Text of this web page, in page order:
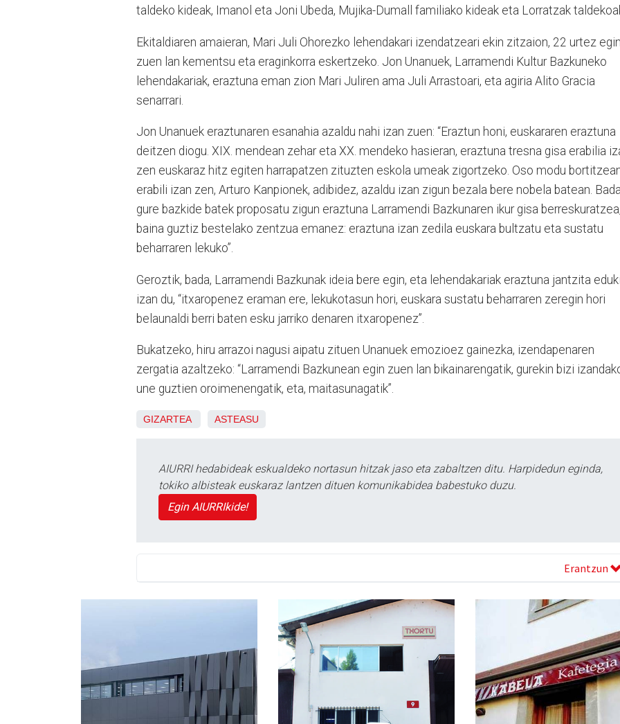
taldeko kideak, Imanol eta Joni Ubeda, Mujika-Dumall familiako kideak eta Lorratzak
Ekitaldiaren amaieran, Mari Juli Ohorezko lehendakari izendatzeari ekin zitzaion, 22 urtez
zuen lan kementsu eta eraginkorra eskertzeko. Jon Unanuek, Larramendi Kultur Bazkuneko
lehendakariak, eraztuna eman zion Mari Juliren ama Juli Arrastoari, eta agiria Alito Gracia
senarrari.
Jon Unanuek eraztunaren esanahia azaldu nahi izan zuen: “Eraztun honi, euskararen eraztuna
deitzen diogu. XIX. mendean zehar eta XX. mendeko hasieran, eraztuna tresna gisa erabilia
zen euskaraz hitz egiten harrapatzen zituzten eskola umeak zigortzeko. Oso modu
erabili izan zen, Arturo Kanpionek, adibidez, azaldu izan zigun bezala bere nobela batean.
gure bazkide batek proposatu zigun eraztuna Larramendi Bazkunaren ikur gisa
baina guztiz bestelako zentzua emanez: eraztuna izan zedila euskara bultzatu eta sustatu
beharraren lekuko”.
Geroztik, bada, Larramendi Bazkunak ideia bere egin, eta lehendakariak eraztuna jantzita
izan du, “itxaropenez eraman ere, lekukotasun hori, euskara sustatu beharraren zeregin hori
belaunaldi berri baten esku jarriko denaren itxaropenez”.
Bukatzeko, hiru arrazoi nagusi aipatu zituen Unanuek emozioez gainezka, izendapenaren
zergatia azaltzeko: “Larramendi Bazkunean egin zuen lan bikainarengatik, gurekin bizi
une guztien oroimenengatik, eta, maitasunagatik”.
GIZARTEA ASTEASU
AIURRI hedabideak eskualdeko nortasun hitzak jaso eta zabaltzen ditu. Harpidedun eginda,
tokiko albisteak euskaraz lantzen dituen komunikabidea babestuko duzu.
Egin AIURRIkide!
Erantzun